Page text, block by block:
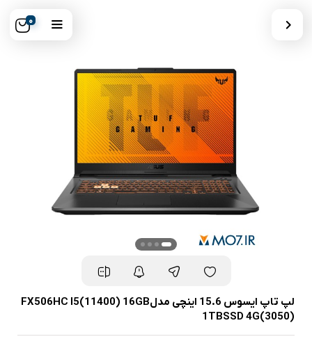
0
لپ تاپ ایسوس 15.6 اینچی مدلFX506HC I5(11400) 16GB
1TBSSD 4G(3050)